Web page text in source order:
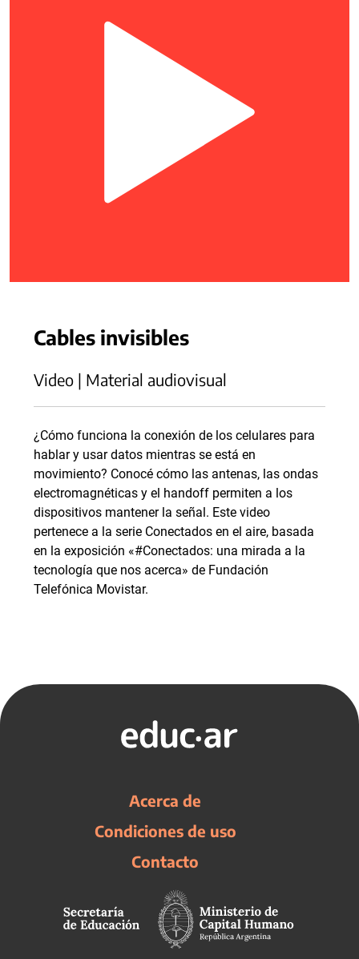
Cables invisibles
Video | Material audiovisual
¿Cómo funciona la conexión de los celulares para
hablar y usar datos mientras se está en
movimiento? Conocé cómo las antenas, las ondas
electromagnéticas y el handoff permiten a los
dispositivos mantener la señal. Este video
pertenece a la serie Conectados en el aire, basada
en la exposición «#Conectados: una mirada a la
tecnología que nos acerca» de Fundación
Telefónica Movistar.
Acerca de
Condiciones de uso
Contacto